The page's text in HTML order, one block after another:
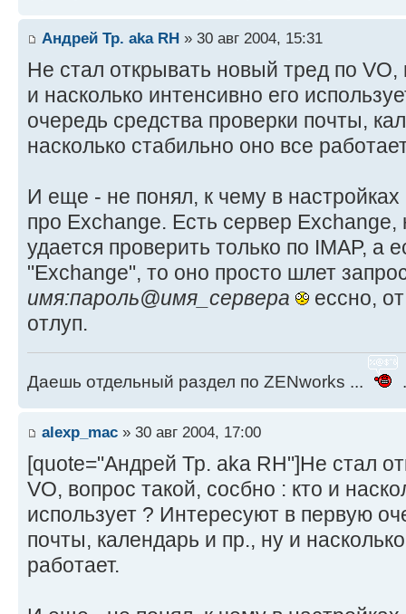
Андрей Тр. aka RH » 30 авг 2004, 15:31
Не стал открывать новый тред по VO,
и насколько интенсивно его
очередь средства проверки почты,
насколько стабильно оно все
И еще - не понял, к чему в
про Exchange. Есть сервер Exchange,
удается проверить только по IMAP, а
"Exchange", то оно просто шлет
имя:пароль@имя_сервера
ессно,
отлуп.
Даешь отдельный раздел по ZENworks ...
alexp_mac » 30 авг 2004, 17:00
[quote="Андрей Тр. aka RH"]Не стал
VO, вопрос такой, сосбно : кто и
использует ? Интересуют в первую
почты, календарь и пр., ну и
работает.